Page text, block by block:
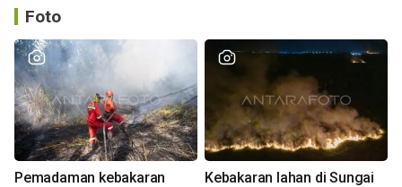
Foto
Pemadaman kebakaran
Kebakaran lahan di Sungai